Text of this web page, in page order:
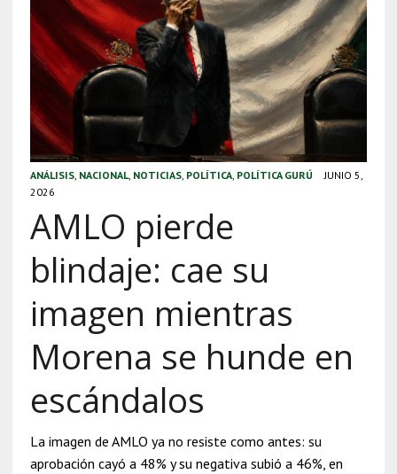
ANÁLISIS, NACIONAL, NOTICIAS, POLÍTICA, POLÍTICA GURÚ
JUNIO 5,
2026
AMLO pierde
blindaje: cae su
imagen mientras
Morena se hunde en
escándalos
La imagen de AMLO ya no resiste como antes: su
aprobación cayó a 48% y su negativa subió a 46%, en